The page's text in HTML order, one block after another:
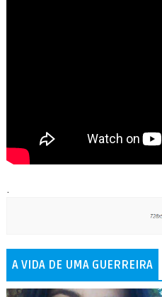
.
A VIDA DE UMA GUERREIRA